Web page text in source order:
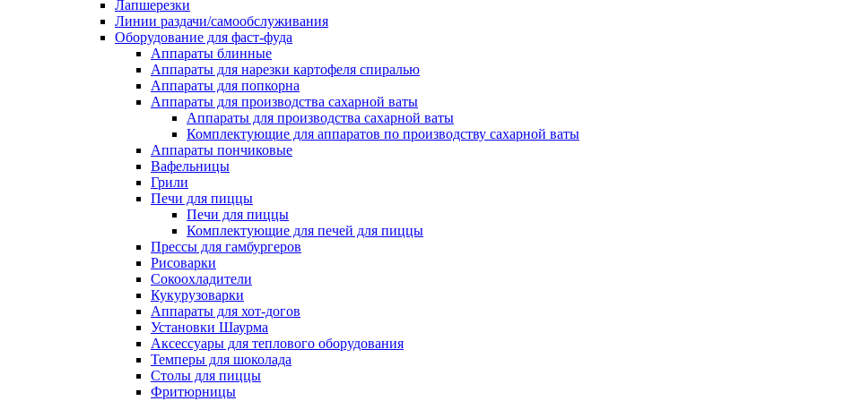
Лапшерезки
Линии раздачи/самообслуживания
Оборудование для фаст-фуда
Аппараты блинные
Аппараты для нарезки картофеля спиралью
Аппараты для попкорна
Аппараты для производства сахарной ваты
Аппараты для производства сахарной ваты
Комплектующие для аппаратов по производству сахарной ваты
Аппараты пончиковые
Вафельницы
Грили
Печи для пиццы
Печи для пиццы
Комплектующие для печей для пиццы
Прессы для гамбургеров
Рисоварки
Сокоохладители
Кукурузоварки
Аппараты для хот-догов
Установки Шаурма
Аксессуары для теплового оборудования
Темперы для шоколада
Столы для пиццы
Фритюрницы